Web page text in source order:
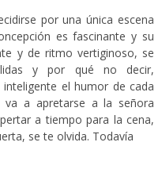
por una única escena
es fascinante y su
y de ritmo vertiginoso, se
y por qué no decir,
el humor de cada
a apretarse a la señora
a tiempo para la cena,
se te olvida. Todavía